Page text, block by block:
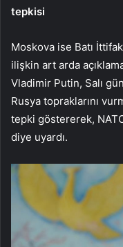
tepkisi
Moskova ise Batı
ilişkin art arda
Vladimir Putin, Salı
Rusya topraklarını
tepki göstererek,
diye uyardı.